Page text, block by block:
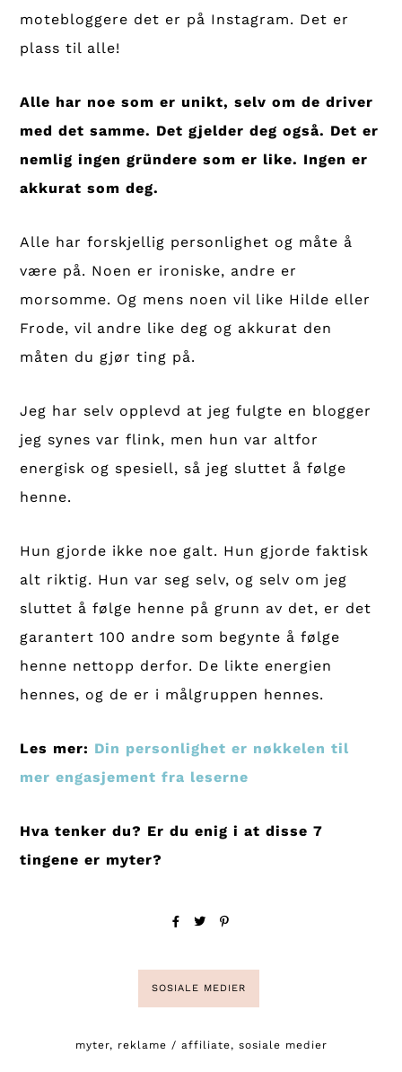
motebloggere det er på Instagram. Det er
plass til alle!
Alle har noe som er unikt, selv om de driver
med det samme. Det gjelder deg også. Det er
nemlig ingen gründere som er like. Ingen er
akkurat som deg.
Alle har forskjellig personlighet og måte å
være på. Noen er ironiske, andre er
morsomme. Og mens noen vil like Hilde eller
Frode, vil andre like deg og akkurat den
måten du gjør ting på.
Jeg har selv opplevd at jeg fulgte en blogger
jeg synes var flink, men hun var altfor
energisk og spesiell, så jeg sluttet å følge
henne.
Hun gjorde ikke noe galt. Hun gjorde faktisk
alt riktig. Hun var seg selv, og selv om jeg
sluttet å følge henne på grunn av det, er det
garantert 100 andre som begynte å følge
henne nettopp derfor. De likte energien
hennes, og de er i målgruppen hennes.
Les mer: Din personlighet er nøkkelen til
mer engasjement fra leserne
Hva tenker du? Er du enig i at disse 7
tingene er myter?
SOSIALE MEDIER
myter, reklame / affiliate, sosiale medier